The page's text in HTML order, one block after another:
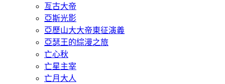
亙古大帝
亞斯光影
亞歷山大大帝東征演義
亞瑟王的綜漫之旅
亡心秋
亡星主宰
亡月大人